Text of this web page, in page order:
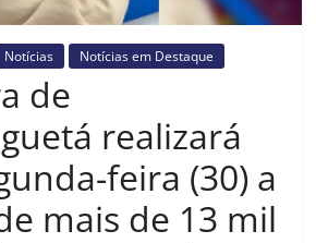
Notícias Notícias em Destaque
de
realizará
feira (30) a
mais de 13 mil